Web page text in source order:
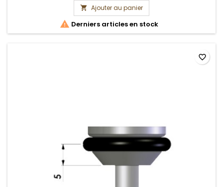
 Ajouter au panier
 Derniers articles en stock
favorite_border